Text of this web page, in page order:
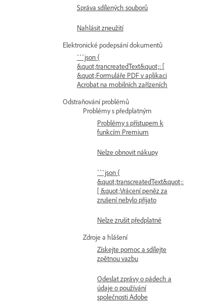
Správa sdílených souborů
Nahlásit zneužití
Elektronické podepsání dokumentů
```json {
&quot;trancreatedText&quot;: [
&quot;Formuláře PDF v aplikaci
Acrobat na mobilních zařízeních
Odstraňování problémů
Problémy s předplatným
Problémy s přístupem k
funkcím Premium
Nelze obnovit nákupy
```json {
&quot;transcreatedText&quot;:
[ &quot;Vrácení peněz za
zrušení nebylo přijato
Nelze zrušit předplatné
Zdroje a hlášení
Získejte pomoc a sdílejte
zpětnou vazbu
Odeslat zprávy o pádech a
údaje o používání
společnosti Adobe